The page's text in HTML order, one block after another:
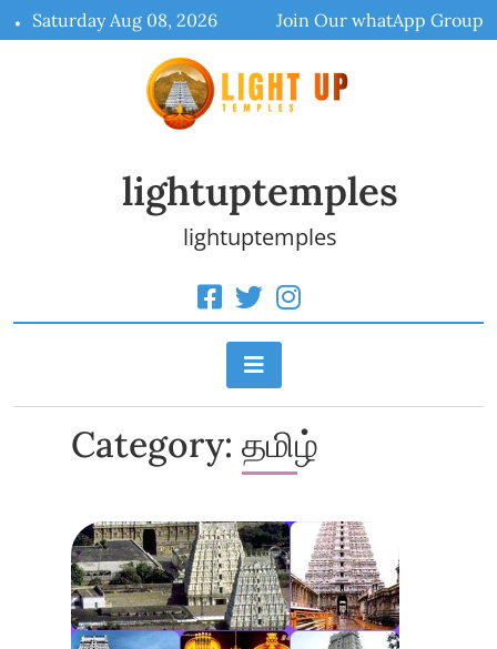
to
Saturday Aug 08, 2026 Join Our whatApp Group
lightuptemples
lightuptemples
Category: தமிழ்